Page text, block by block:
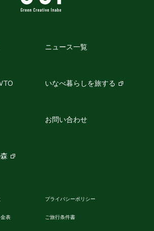
ニュース一覧
いなべ暮らしを旅する
お問い合わせ
プライバシーポリシー
表 ご旅行条件書